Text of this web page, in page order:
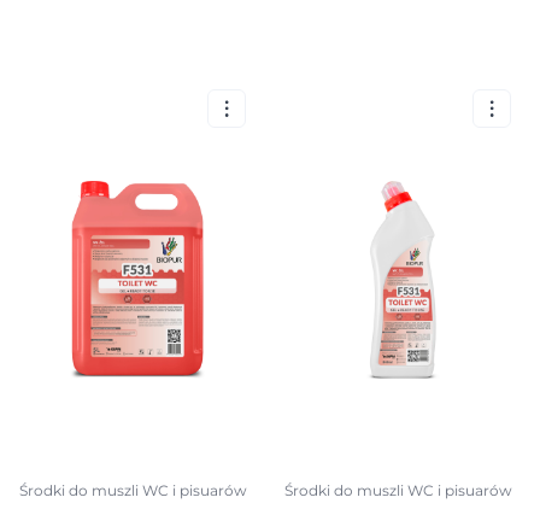
Środki do muszli WC i pisuarów Środki do muszli WC i pisuarów